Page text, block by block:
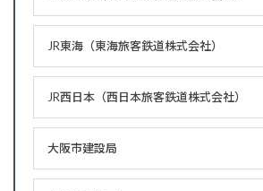
JR東海（東海旅客鉄道株式会社）
JR西日本（西日本旅客鉄道株式会社）
大阪市建設局